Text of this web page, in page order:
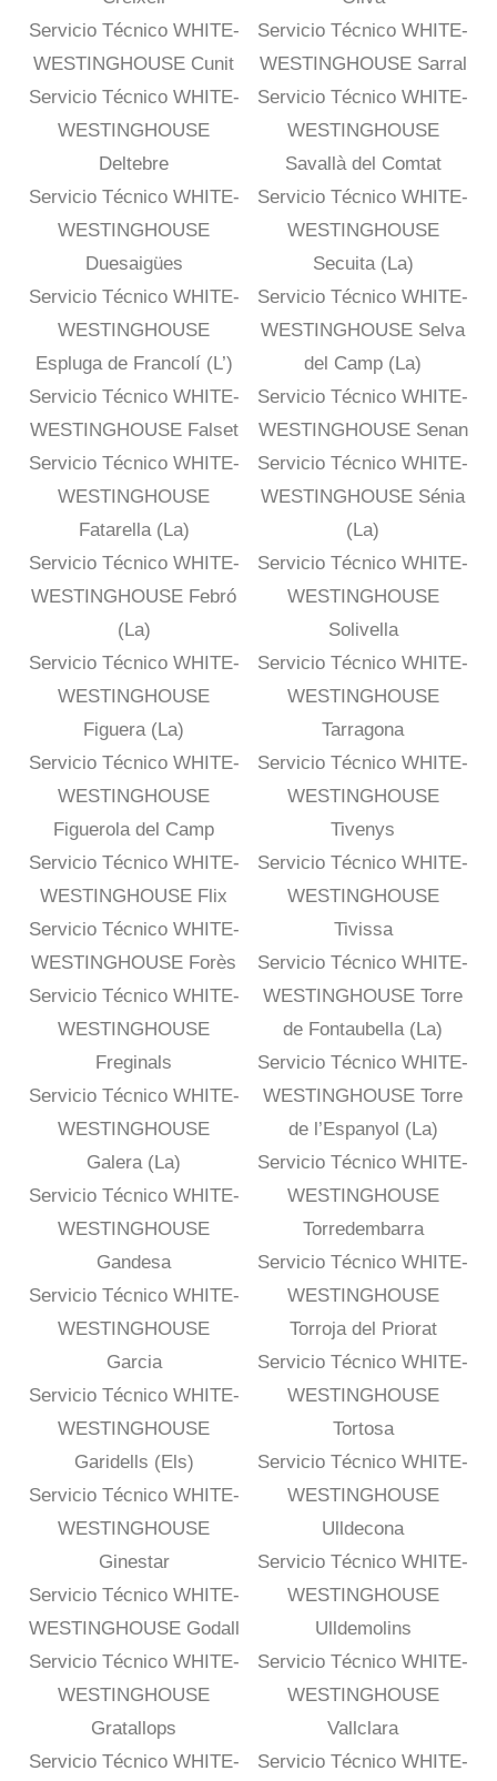
Servicio Técnico WHITE-
WESTINGHOUSE Cunit
Servicio Técnico WHITE-
WESTINGHOUSE
Deltebre
Servicio Técnico WHITE-
WESTINGHOUSE
Duesaigües
Servicio Técnico WHITE-
WESTINGHOUSE
Espluga de Francolí (L’)
Servicio Técnico WHITE-
WESTINGHOUSE Falset
Servicio Técnico WHITE-
WESTINGHOUSE
Fatarella (La)
Servicio Técnico WHITE-
WESTINGHOUSE Febró
(La)
Servicio Técnico WHITE-
WESTINGHOUSE
Figuera (La)
Servicio Técnico WHITE-
WESTINGHOUSE
Figuerola del Camp
Servicio Técnico WHITE-
WESTINGHOUSE Flix
Servicio Técnico WHITE-
WESTINGHOUSE Forès
Servicio Técnico WHITE-
WESTINGHOUSE
Freginals
Servicio Técnico WHITE-
WESTINGHOUSE
Galera (La)
Servicio Técnico WHITE-
WESTINGHOUSE
Gandesa
Servicio Técnico WHITE-
WESTINGHOUSE
Garcia
Servicio Técnico WHITE-
WESTINGHOUSE
Garidells (Els)
Servicio Técnico WHITE-
WESTINGHOUSE
Ginestar
Servicio Técnico WHITE-
WESTINGHOUSE Godall
Servicio Técnico WHITE-
WESTINGHOUSE
Gratallops
Servicio Técnico WHITE-
Servicio Técnico WHITE-
WESTINGHOUSE Sarral
Servicio Técnico WHITE-
WESTINGHOUSE
Savallà del Comtat
Servicio Técnico WHITE-
WESTINGHOUSE
Secuita (La)
Servicio Técnico WHITE-
WESTINGHOUSE Selva
del Camp (La)
Servicio Técnico WHITE-
WESTINGHOUSE Senan
Servicio Técnico WHITE-
WESTINGHOUSE Sénia
(La)
Servicio Técnico WHITE-
WESTINGHOUSE
Solivella
Servicio Técnico WHITE-
WESTINGHOUSE
Tarragona
Servicio Técnico WHITE-
WESTINGHOUSE
Tivenys
Servicio Técnico WHITE-
WESTINGHOUSE
Tivissa
Servicio Técnico WHITE-
WESTINGHOUSE Torre
de Fontaubella (La)
Servicio Técnico WHITE-
WESTINGHOUSE Torre
de l’Espanyol (La)
Servicio Técnico WHITE-
WESTINGHOUSE
Torredembarra
Servicio Técnico WHITE-
WESTINGHOUSE
Torroja del Priorat
Servicio Técnico WHITE-
WESTINGHOUSE
Tortosa
Servicio Técnico WHITE-
WESTINGHOUSE
Ulldecona
Servicio Técnico WHITE-
WESTINGHOUSE
Ulldemolins
Servicio Técnico WHITE-
WESTINGHOUSE
Vallclara
Servicio Técnico WHITE-